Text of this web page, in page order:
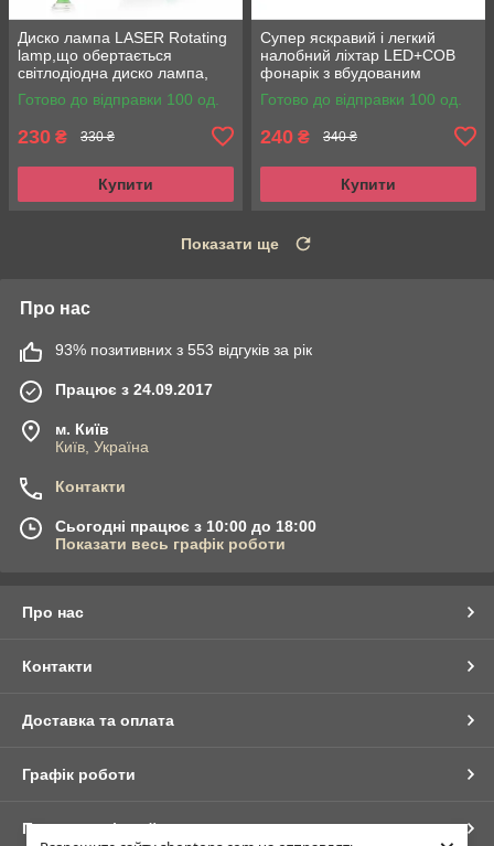
Диско лампа LASER Rotating
lamp,що обертається
світлодіодна диско лампа,
диско куля для вечірок
Готово до відправки 100 од.
230 ₴ 330 ₴
Купити
Супер яскравий і легкий
налобний ліхтар LED+COB
фонарік з вбудованим
акумулятором
Готово до відправки 100 од.
240 ₴ 340 ₴
Купити
Показати ще
Про нас
93% позитивних з 553 відгуків за рік
Працює з 24.09.2017
м. Київ
Київ, Україна
Контакти
Сьогодні працює з 10:00 до 18:00
Показати весь графік роботи
Про нас
Контакти
Доставка та оплата
Графік роботи
Повна версія сайту